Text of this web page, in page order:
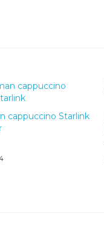
cappuccino Starlink